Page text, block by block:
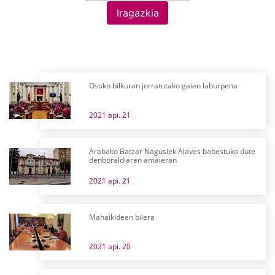
Iragazkia
Osoko bilkuran jorratutako gaien laburpena
2021 api. 21
Arabako Batzar Nagusiek Alaves babestuko dute
denboraldiaren amaieran
2021 api. 21
Mahaikideen bilera
2021 api. 20